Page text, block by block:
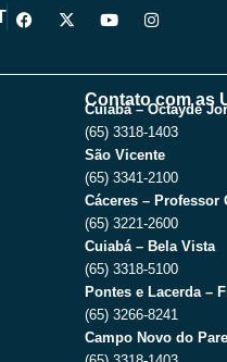
F
a
b
X
-
i
Y
o
u
b
e
I
n
a
g
r
a
m
Contato com as
Cuiabá – Octayde
(65) 3318-1403
São Vicente
(65) 3341-2100
Cáceres – Professor
(65) 3221-2600
Cuiabá – Bela Vista
(65) 3318-5100
Pontes e Lacerda –
(65) 3266-8241
Campo Novo do